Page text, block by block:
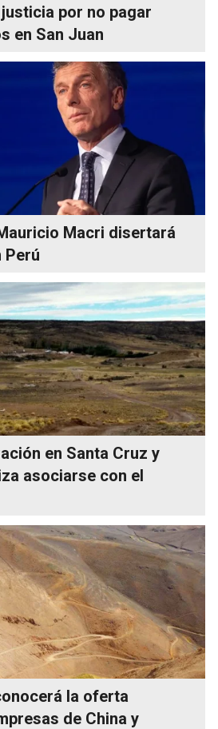
por no pagar
en San Juan
Macri disertará
Perú
en Santa Cruz y
asociarse con el
la oferta
de China y